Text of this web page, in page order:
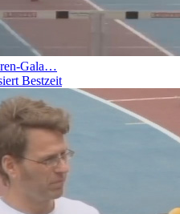
Gala…
Bestzeit